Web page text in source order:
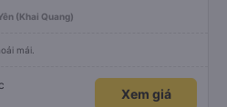
(Khai Quang)
mái.
Xem giá